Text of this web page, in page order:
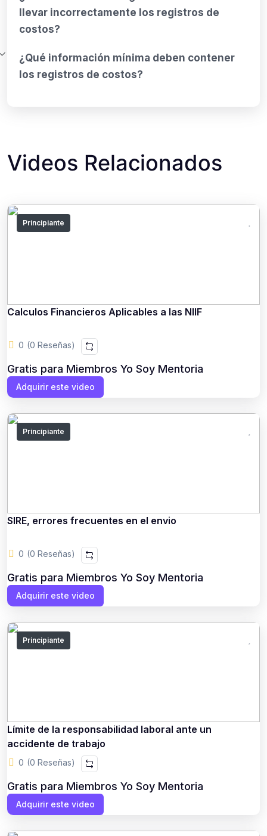
llevar incorrectamente los registros de
costos?
¿Qué información mínima deben contener
los registros de costos?
Videos Relacionados
Principiante
Calculos Financieros Aplicables a las NIIF
0 (0 Reseñas)
Gratis para Miembros Yo Soy Mentoria
Adquirir este video
Principiante
SIRE, errores frecuentes en el envio
0 (0 Reseñas)
Gratis para Miembros Yo Soy Mentoria
Adquirir este video
Principiante
Límite de la responsabilidad laboral ante un
accidente de trabajo
0 (0 Reseñas)
Gratis para Miembros Yo Soy Mentoria
Adquirir este video